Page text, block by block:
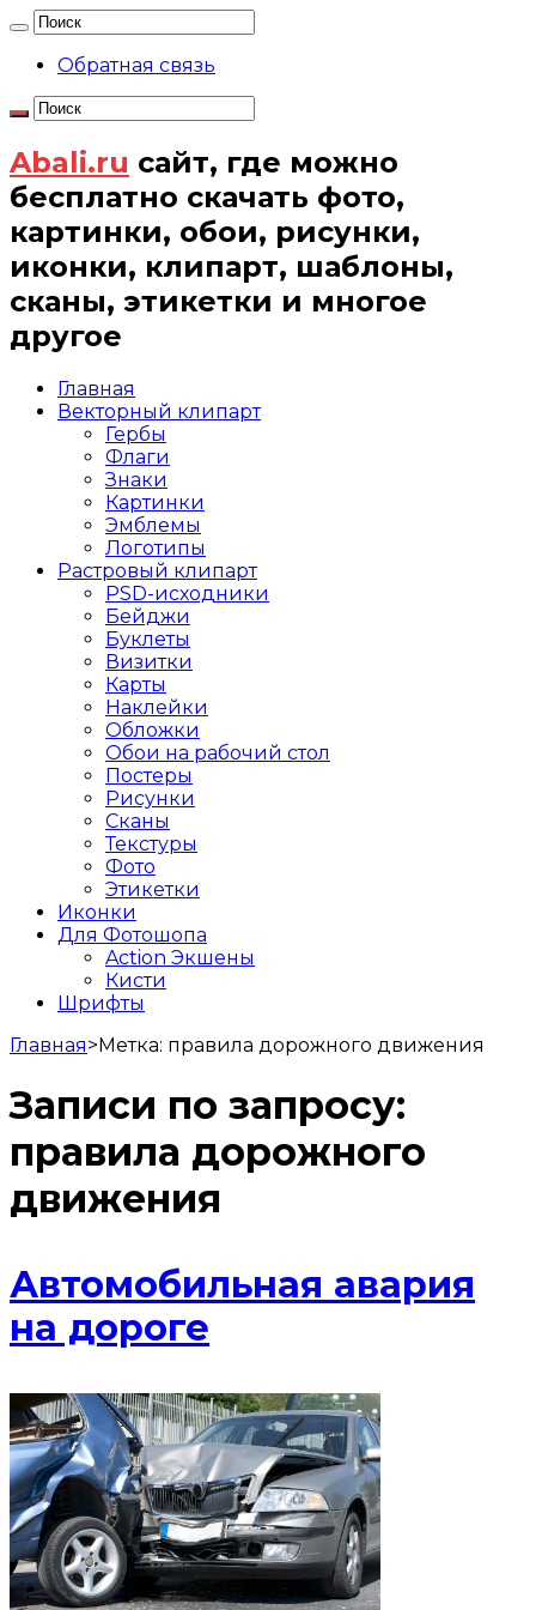
Обратная связь
Abali.ru сайт, где можно
бесплатно скачать фото,
картинки, обои, рисунки,
иконки, клипарт, шаблоны,
сканы, этикетки и многое
другое
Главная
Векторный клипарт
Гербы
Флаги
Знаки
Картинки
Эмблемы
Логотипы
Растровый клипарт
PSD-исходники
Бейджи
Буклеты
Визитки
Карты
Наклейки
Обложки
Обои на рабочий стол
Постеры
Рисунки
Сканы
Текстуры
Фото
Этикетки
Иконки
Для Фотошопа
Action Экшены
Кисти
Шрифты
Главная>Метка: правила дорожного движения
Записи по запросу:
правила дорожного
движения
Автомобильная авария
на дороге